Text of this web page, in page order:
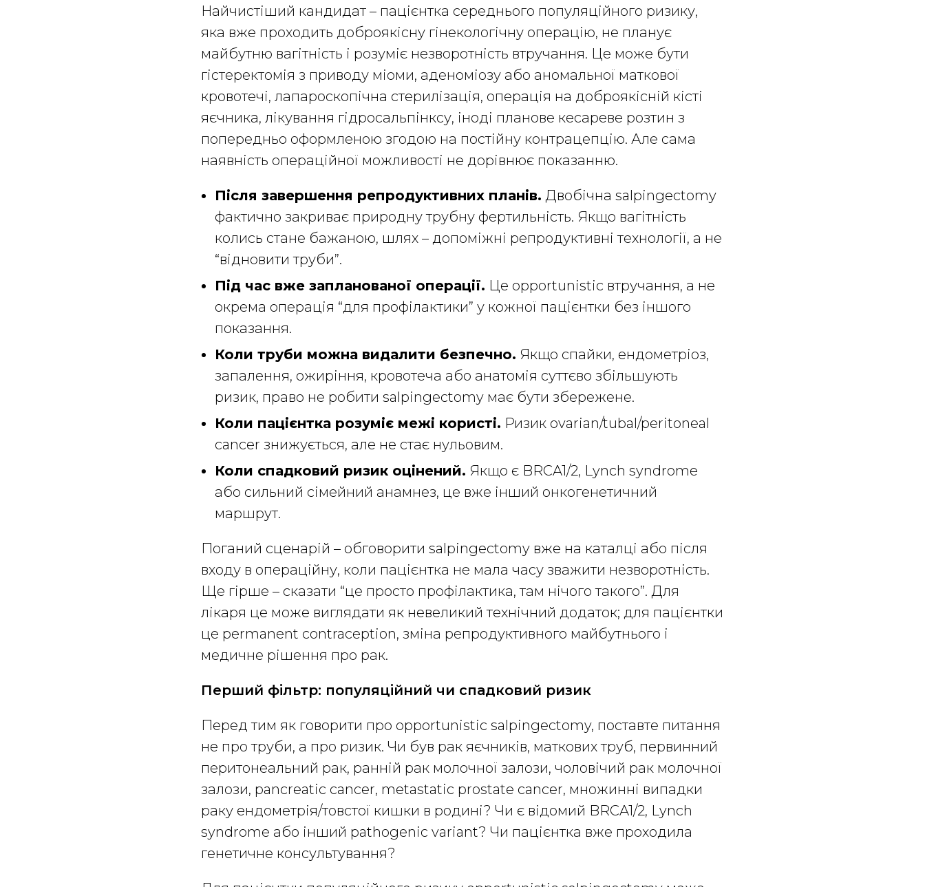
Найчистіший кандидат – пацієнтка середнього популяційного ризику,
яка вже проходить доброякісну гінекологічну операцію, не планує
майбутню вагітність і розуміє незворотність втручання. Це може бути
гістеректомія з приводу міоми, аденоміозу або аномальної маткової
кровотечі, лапароскопічна стерилізація, операція на доброякісній кісті
яєчника, лікування гідросальпінксу, іноді планове кесареве розтин з
попередньо оформленою згодою на постійну контрацепцію. Але сама
наявність операційної можливості не дорівнює показанню.
Після завершення репродуктивних планів. Двобічна salpingectomy
фактично закриває природну трубну фертильність. Якщо вагітність
колись стане бажаною, шлях – допоміжні репродуктивні технології, а не
“відновити труби”.
Під час вже запланованої операції. Це opportunistic втручання, а не
окрема операція “для профілактики” у кожної пацієнтки без іншого
показання.
Коли труби можна видалити безпечно. Якщо спайки, ендометріоз,
запалення, ожиріння, кровотеча або анатомія суттєво збільшують
ризик, право не робити salpingectomy має бути збережене.
Коли пацієнтка розуміє межі користі. Ризик ovarian/tubal/peritoneal
cancer знижується, але не стає нульовим.
Коли спадковий ризик оцінений. Якщо є BRCA1/2, Lynch syndrome
або сильний сімейний анамнез, це вже інший онкогенетичний
маршрут.
Поганий сценарій – обговорити salpingectomy вже на каталці або після
входу в операційну, коли пацієнтка не мала часу зважити незворотність.
Ще гірше – сказати “це просто профілактика, там нічого такого”. Для
лікаря це може виглядати як невеликий технічний додаток; для пацієнтки
це permanent contraception, зміна репродуктивного майбутнього і
медичне рішення про рак.
Перший фільтр: популяційний чи спадковий ризик
Перед тим як говорити про opportunistic salpingectomy, поставте питання
не про труби, а про ризик. Чи був рак яєчників, маткових труб, первинний
перитонеальний рак, ранній рак молочної залози, чоловічий рак молочної
залози, pancreatic cancer, metastatic prostate cancer, множинні випадки
раку ендометрія/товстої кишки в родині? Чи є відомий BRCA1/2, Lynch
syndrome або інший pathogenic variant? Чи пацієнтка вже проходила
генетичне консультування?